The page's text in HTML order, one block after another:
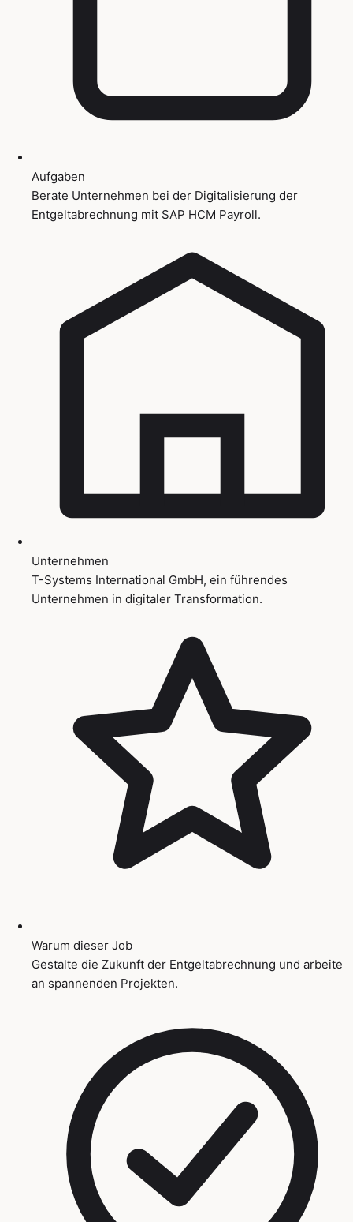
Aufgaben
Berate Unternehmen bei der Digitalisierung der
Entgeltabrechnung mit SAP HCM Payroll.
Unternehmen
T-Systems International GmbH, ein führendes
Unternehmen in digitaler Transformation.
Warum dieser Job
Gestalte die Zukunft der Entgeltabrechnung und arbeite
an spannenden Projekten.